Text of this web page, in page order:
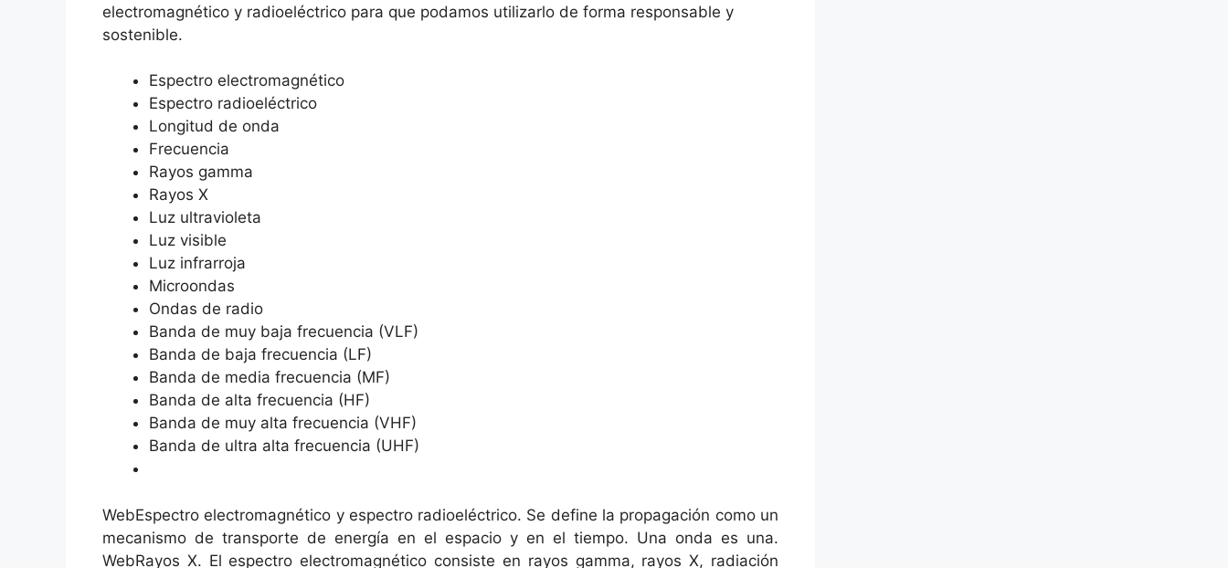
electromagnético y radioeléctrico para que podamos utilizarlo de forma responsable y
sostenible.
Espectro electromagnético
Espectro radioeléctrico
Longitud de onda
Frecuencia
Rayos gamma
Rayos X
Luz ultravioleta
Luz visible
Luz infrarroja
Microondas
Ondas de radio
Banda de muy baja frecuencia (VLF)
Banda de baja frecuencia (LF)
Banda de media frecuencia (MF)
Banda de alta frecuencia (HF)
Banda de muy alta frecuencia (VHF)
Banda de ultra alta frecuencia (UHF)
WebEspectro electromagnético y espectro radioeléctrico. Se define la propagación como un
mecanismo de transporte de energía en el espacio y en el tiempo. Una onda es una.
WebRayos X. El espectro electromagnético consiste en rayos gamma, rayos X, radiación